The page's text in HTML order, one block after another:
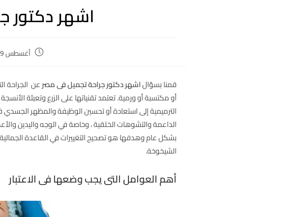
اشهر دكتور
أغسطس 19, 2024
قمنا بسؤالاشهر دكتور جراحة تجميل فى مصرعن الجراحة
أو مكتسبة أو ورمية. تعتمد تقنياتها على الزرع وتعبئة
الترميمية إلى استعادة أو تحسين الوظيفة والمظهر
الداعمة والتشوهات الخلقية ، وخاصة في الوجه واليدين
بشكل عام وهدفها هو تصحيح التغييرات في القاعدة
الشيخوخة.
أهم العوامل التى يجب وضعها فى الاعتبار